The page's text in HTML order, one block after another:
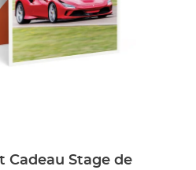
Cadeau Stage de